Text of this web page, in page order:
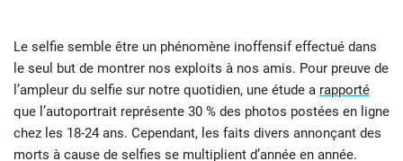
Le selfie semble être un phénomène inoffensif effectué dans
le seul but de montrer nos exploits à nos amis. Pour preuve de
l’ampleur du selfie sur notre quotidien, une étude a rapporté
que l’autoportrait représente 30 % des photos postées en ligne
chez les 18-24 ans. Cependant, les faits divers annonçant des
morts à cause de selfies se multiplient d’année en année.